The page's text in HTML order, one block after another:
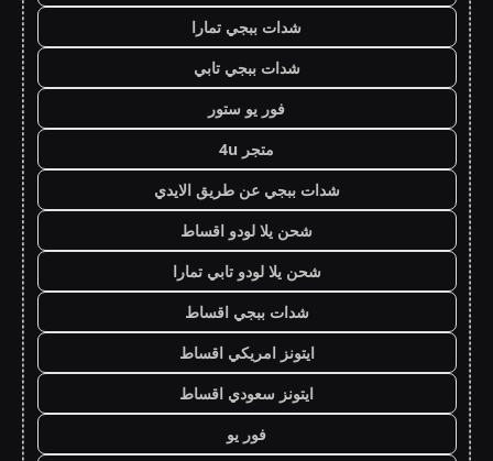
شدات ببجي تمارا
شدات ببجي تابي
فور يو ستور
متجر 4u
شدات ببجي عن طريق الايدي
شحن يلا لودو اقساط
شحن يلا لودو تابي تمارا
شدات ببجي اقساط
ايتونز امريكي اقساط
ايتونز سعودي اقساط
فور يو